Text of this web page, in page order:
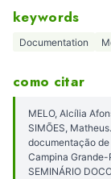
keywords
Documentation
como citar
MELO, Alcília
SIMÕES,
documentação
Campina Grande-
SEMINÁRIO